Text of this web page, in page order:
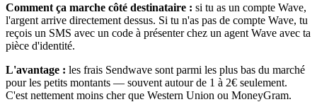
Comment ça marche côté destinataire : si tu as un compte Wave,
l'argent arrive directement dessus. Si tu n'as pas de compte Wave, tu
reçois un SMS avec un code à présenter chez un agent Wave avec ta
pièce d'identité.
L'avantage : les frais Sendwave sont parmi les plus bas du marché
pour les petits montants — souvent autour de 1 à 2€ seulement.
C'est nettement moins cher que Western Union ou MoneyGram.